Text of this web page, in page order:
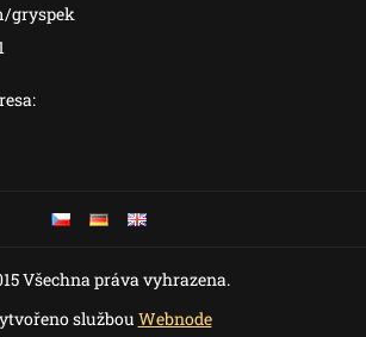
gryspek
Všechna práva vyhrazena.
službou Webnode